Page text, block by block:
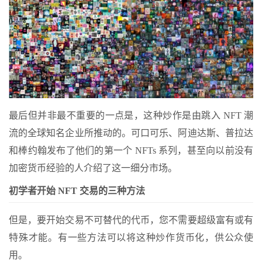
最后但并非最不重要的一点是，这种炒作是由跳入 NFT 潮
流的全球知名企业所推动的。可口可乐、阿迪达斯、普拉达
和棒约翰发布了他们的第一个 NFTs 系列，甚至向以前没有
加密货币经验的人介绍了这一细分市场。
初学者开始 NFT 交易的三种方法
但是，要开始交易不可替代的代币，您不需要超级富有或有
特殊才能。有一些方法可以将这种炒作货币化，供公众使
用。